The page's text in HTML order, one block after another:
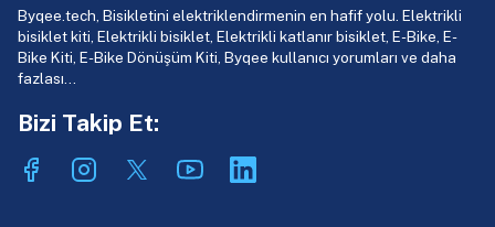
Byqee.tech, Bisikletini elektriklendirmenin en hafif yolu. Elektrikli
bisiklet kiti, Elektrikli bisiklet, Elektrikli katlanır bisiklet, E-Bike, E-
Bike Kiti, E-Bike Dönüşüm Kiti, Byqee kullanıcı yorumları ve daha
fazlası…
Bizi Takip Et: